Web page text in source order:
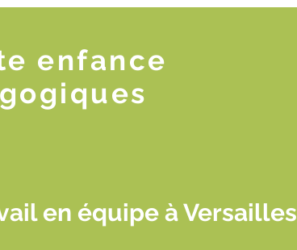
enfance
en équipe à Versailles